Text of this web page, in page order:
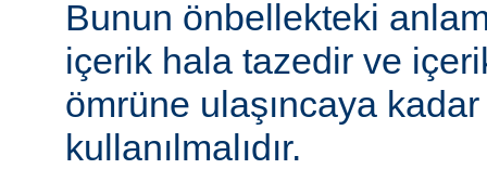
Bunun önbellekteki
içerik hala tazedir ve
ömrüne ulaşıncaya
kullanılmalıdır.